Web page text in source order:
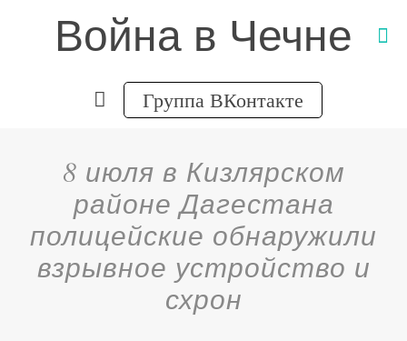
Война в Чечне
Группа ВКонтакте
8 июля в Кизлярском
районе Дагестана
полицейские обнаружили
взрывное устройство и
схрон